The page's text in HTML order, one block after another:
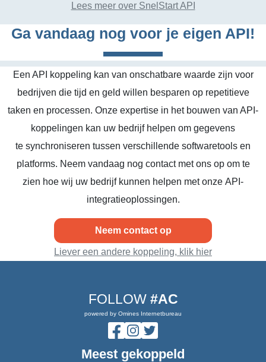
Lees meer over SnelStart API
Ga vandaag nog voor je eigen API!
Een API koppeling kan van onschatbare waarde zijn voor
bedrijven die tijd en geld willen besparen op repetitieve
taken en processen. Onze expertise in het bouwen van API-
koppelingen kan uw bedrijf helpen om gegevens
te synchroniseren tussen verschillende softwaretools en
platforms. Neem vandaag nog contact met ons op om te
zien hoe wij uw bedrijf kunnen helpen met onze API-
integratieoplossingen.
Neem contact op
Liever een andere koppeling, klik hier
FOLLOW #AC
powered by Omines Internetbureau
Meest gekoppeld